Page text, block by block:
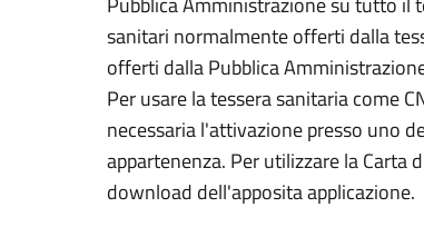
sanitari normalmente offerti dalla
offerti dalla Pubblica
Per usare la tessera sanitaria come
necessaria l'attivazione presso uno
appartenenza. Per utilizzare la Carta
download dell'apposita applicazione.